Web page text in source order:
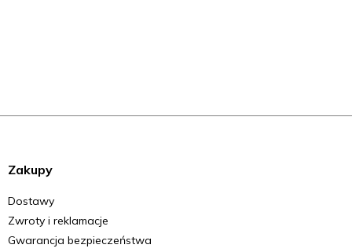
Zakupy
Dostawy
Zwroty i reklamacje
Gwarancja bezpieczeństwa